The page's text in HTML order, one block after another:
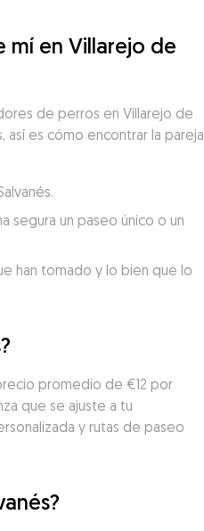
mí en Villarejo de
de perros en Villarejo de
así es cómo encontrar la pareja
segura un paseo único o un
han tomado y lo bien que lo
promedio de €12 por
que se ajuste a tu
y rutas de paseo